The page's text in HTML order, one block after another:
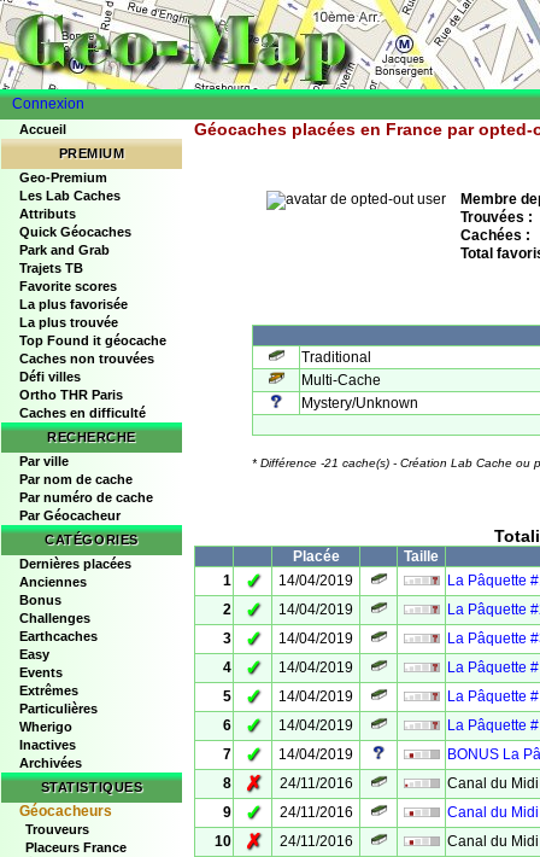
Connexion
Accueil
PREMIUM
Geo-Premium
Les Lab Caches
Attributs
Quick Géocaches
Park and Grab
Trajets TB
Favorite scores
La plus favorisée
La plus trouvée
Top Found it géocache
Caches non trouvées
Défi villes
Ortho THR Paris
Caches en difficulté
RECHERCHE
Par ville
Par nom de cache
Par numéro de cache
Par Géocacheur
CATÉGORIES
Dernières placées
Anciennes
Bonus
Challenges
Earthcaches
Easy
Events
Extrêmes
Particulières
Wherigo
Inactives
Archivées
STATISTIQUES
Géocacheurs
Trouveurs
Placeurs France
Géocaches placées en France par opted-
Membre
Trouvées :
Cachées :
Total
Traditional
Multi-Cache
Mystery/Unknown
* Différence -21 cache(s) - Création Lab Cache ou
Placée
Taille
1
✓ 14/04/2019
La Pâquette
2
✓ 14/04/2019
La Pâquette
3
✓ 14/04/2019
La Pâquette
4
✓ 14/04/2019
La Pâquette
5
✓ 14/04/2019
La Pâquette
6
✓ 14/04/2019
La Pâquette
7
✓ 14/04/2019
BONUS La
8
✗ 24/11/2016
Canal du
9
✓ 24/11/2016
Canal du
10
✗ 24/11/2016
Canal du